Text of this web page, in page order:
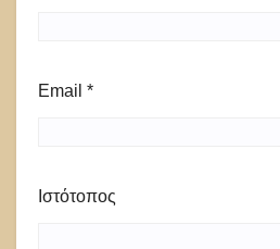
Email *
Ιστότοπος